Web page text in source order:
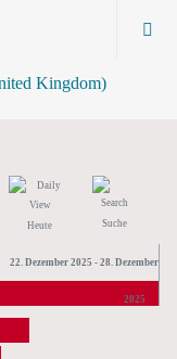
Heute Suche
22. Dezember 2025 - 28. Dezember
2025